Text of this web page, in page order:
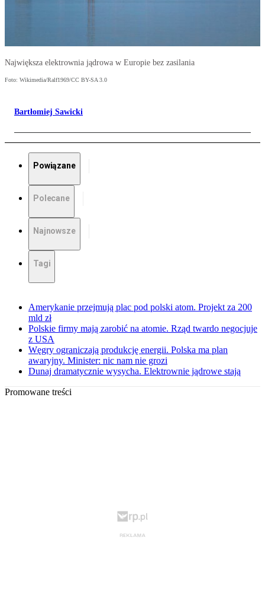
Największa elektrownia jądrowa w Europie bez zasilania
Foto: Wikimedia/Ralf1969/CC BY-SA 3.0
Bartłomiej Sawicki
Powiązane
Polecane
Najnowsze
Tagi
Amerykanie przejmują plac pod polski atom. Projekt za 200
mld zł
Polskie firmy mają zarobić na atomie. Rząd twardo negocjuje
z USA
Węgry ograniczają produkcję energii. Polska ma plan
awaryjny. Minister: nic nam nie grozi
Dunaj dramatycznie wysycha. Elektrownie jądrowe stają
Promowane treści